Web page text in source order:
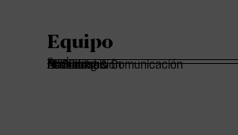
Equipo
Socios
Of Counsels
Asociados
Marketing & Comunicación
Administración